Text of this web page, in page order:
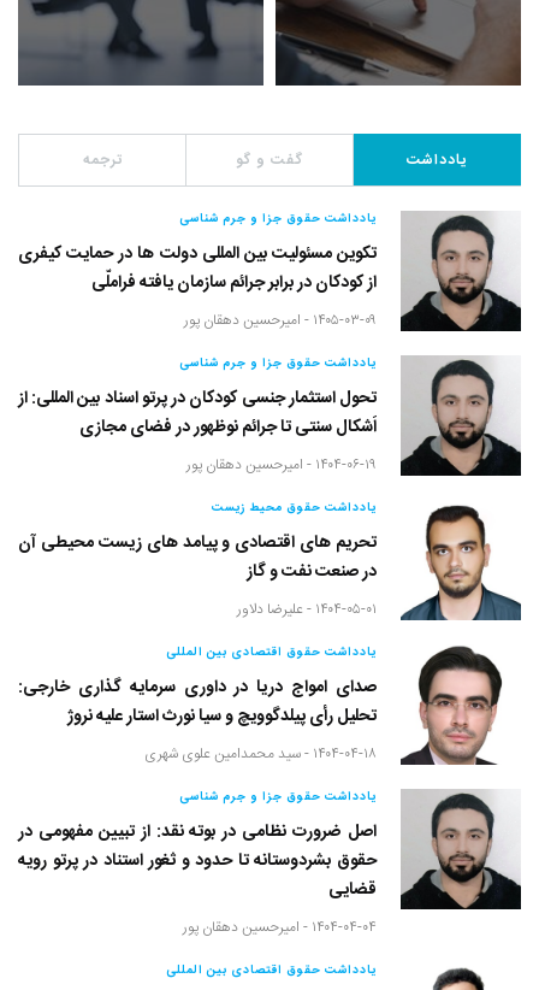
یادداشت گفت و گو ترجمه
یادداشت حقوق جزا و جرم شناسی
تکوین مسئولیت بین المللی دولت ها در حمایت کیفری
از کودکان در برابر جرائم سازمان یافته فراملّی
۱۴۰۵-۰۳-۰۹ - امیرحسین دهقان پور
یادداشت حقوق جزا و جرم شناسی
تحول استثمار جنسی کودکان در پرتو اسناد بین المللی: از
اَشکال سنتی تا جرائم نوظهور در فضای مجازی
۱۴۰۴-۰۶-۱۹ - امیرحسین دهقان پور
یادداشت حقوق محیط زیست
تحریم های اقتصادی و پیامد های زیست محیطی آن
در صنعت نفت و گاز
۱۴۰۴-۰۵-۰۱ - علیرضا دلاور
یادداشت حقوق اقتصادی بین المللی
صدای امواج دریا در داوری سرمایه گذاری خارجی:
تحلیل رأی پیلدگوویچ و سیا نورث استار علیه نروژ
۱۴۰۴-۰۴-۱۸ - سید محمدامین علوی شهری
یادداشت حقوق جزا و جرم شناسی
اصل ضرورت نظامی در بوته نقد: از تبیین مفهومی در
حقوق بشردوستانه تا حدود و ثغور استناد در پرتو رویه
قضایی
۱۴۰۴-۰۴-۰۴ - امیرحسین دهقان پور
یادداشت حقوق اقتصادی بین المللی